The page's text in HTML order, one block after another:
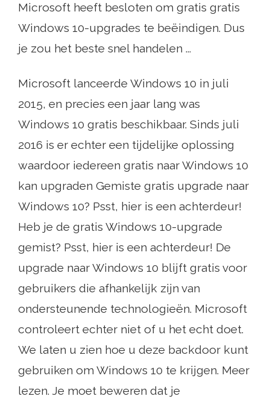
Microsoft heeft besloten om gratis gratis
Windows 10-upgrades te beëindigen. Dus
je zou het beste snel handelen ...
Microsoft lanceerde Windows 10 in juli
2015, en precies een jaar lang was
Windows 10 gratis beschikbaar. Sinds juli
2016 is er echter een tijdelijke oplossing
waardoor iedereen gratis naar Windows 10
kan upgraden Gemiste gratis upgrade naar
Windows 10? Psst, hier is een achterdeur!
Heb je de gratis Windows 10-upgrade
gemist? Psst, hier is een achterdeur! De
upgrade naar Windows 10 blijft gratis voor
gebruikers die afhankelijk zijn van
ondersteunende technologieën. Microsoft
controleert echter niet of u het echt doet.
We laten u zien hoe u deze backdoor kunt
gebruiken om Windows 10 te krijgen. Meer
lezen. Je moet beweren dat je